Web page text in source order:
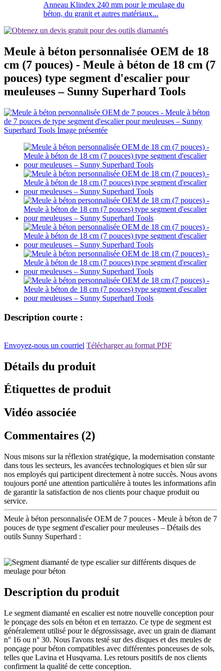
Anneau Klindex 240 mm pour le meulage du
béton, du granit et autres matériaux...
Meule à béton personnalisée OEM de 18
cm (7 pouces) - Meule à béton de 18 cm (7
pouces) type segment d'escalier pour
meuleuses – Sunny Superhard Tools
Description courte :
Envoyez-nous un courriel Télécharger au format PDF
Détails du produit
Étiquettes de produit
Vidéo associée
Commentaires (2)
Nous misons sur la réflexion stratégique, la modernisation constante
dans tous les secteurs, les avancées technologiques et bien sûr sur
nos employés qui participent directement à notre succès. Nous avons
toujours porté une attention particulière à toutes les informations afin
de garantir la satisfaction de nos clients pour chaque produit ou
service.
Meule à béton personnalisée OEM de 7 pouces - Meule à béton de 7
pouces de type segment d'escalier pour meuleuses – Détails des
outils Sunny Superhard :
Description du produit
Le segment diamanté en escalier est notre nouvelle conception pour
le ponçage des sols en béton et en terrazzo. Ce type de segment est
généralement utilisé pour le dégrossissage, avec un grain de diamant
n° 16 ou n° 30. Nous l'avons testé sur des disques et des meules de
ponçage pour béton compatibles avec différentes ponceuses de sols,
telles que Lavina et Husqvarna. Les retours positifs de nos clients
confirment la qualité de cette conception.